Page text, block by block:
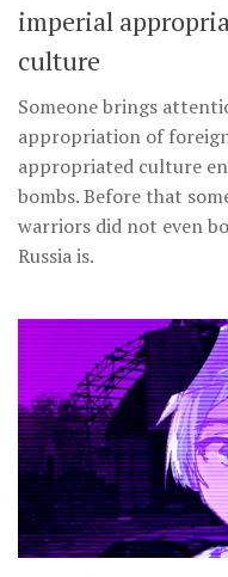
imperial
culture
Someone brings
appropriation of
appropriated culture
bombs. Before that
warriors did not even
Russia is.